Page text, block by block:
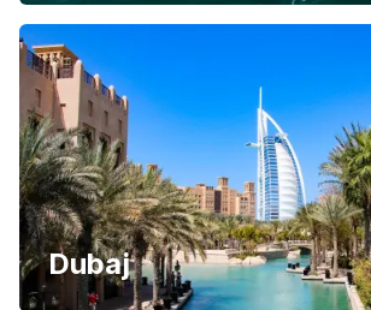
Dubaj